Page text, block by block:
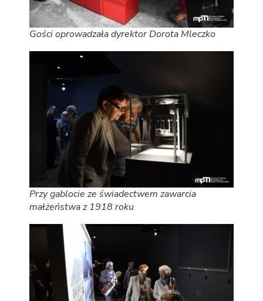
Gości oprowadzała dyrektor Dorota Mleczko
Przy gablocie ze świadectwem zawarcia
małżeństwa z 1918 roku